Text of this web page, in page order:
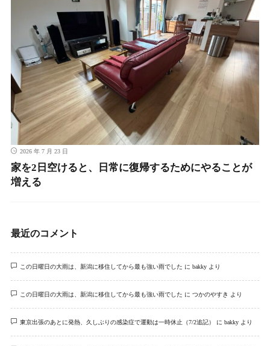
2026 年 7 月 23 日
家を2日空けると、日常に復帰するためにやることが
増える
最近のコメント
この日曜日の大雨は、新潟に移住してから最も強い雨でした に bakkyより
この日曜日の大雨は、新潟に移住してから最も強い雨でした に つかのやすき より
東京出張のあとに発熱、久しぶりの感染症で運動は一時休止（7/2追記） に bakkyより